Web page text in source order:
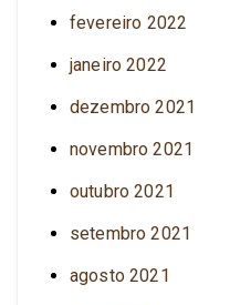
fevereiro 2022
janeiro 2022
dezembro 2021
novembro 2021
outubro 2021
setembro 2021
agosto 2021